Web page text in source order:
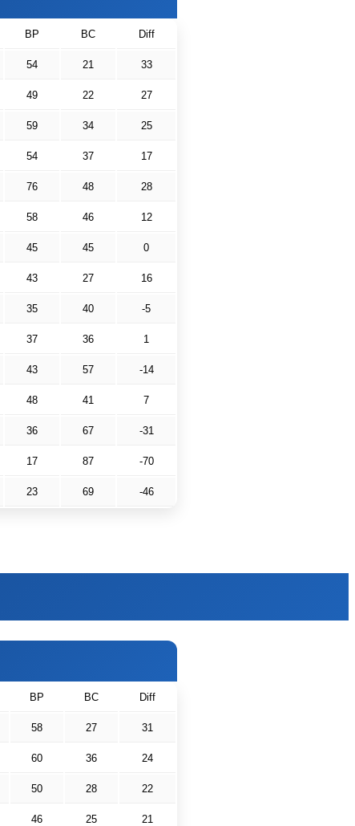
BP BC Diff
54 21 33
49 22 27
59 34 25
54 37 17
76 48 28
58 46 12
45 45 0
43 27 16
35 40 -5
37 36 1
43 57 -14
48 41 7
36 67 -31
17 87 -70
23 69 -46
BP BC Diff
58 27 31
60 36 24
50 28 22
46 25 21